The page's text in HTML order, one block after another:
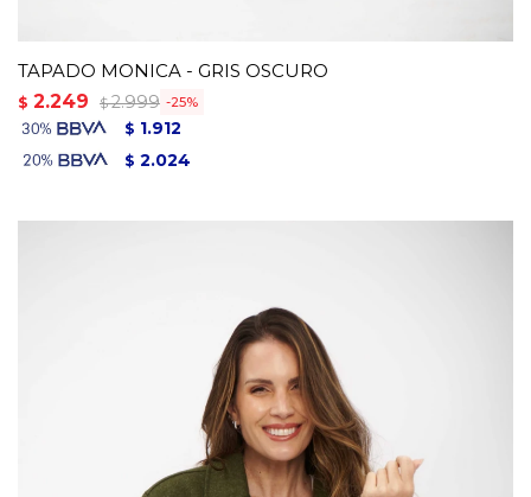
TAPADO MONICA - GRIS OSCURO
$ 2.249 $ 2.999 25
$ 1.912
$ 2.024